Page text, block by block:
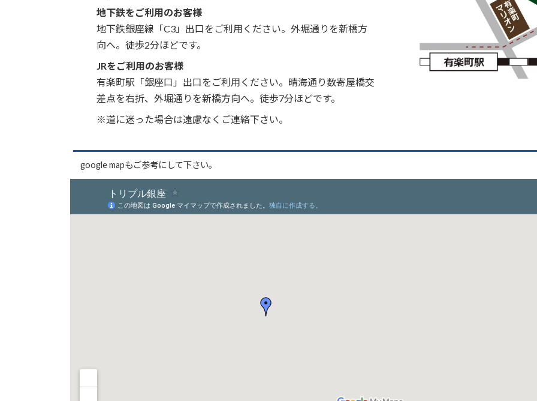
地下鉄をご利用のお客様
地下鉄銀座線「C3」出口をご利用ください。外堀通りを新橋方
向へ。徒歩2分ほどです。
JRをご利用のお客様
有楽町駅「銀座口」出口をご利用ください。晴海通り数寄屋橋交
差点を右折、外堀通りを新橋方向へ。徒歩7分ほどです。
※道に迷った場合は遠慮なくご連絡下さい。
google mapもご参考にして下さい。